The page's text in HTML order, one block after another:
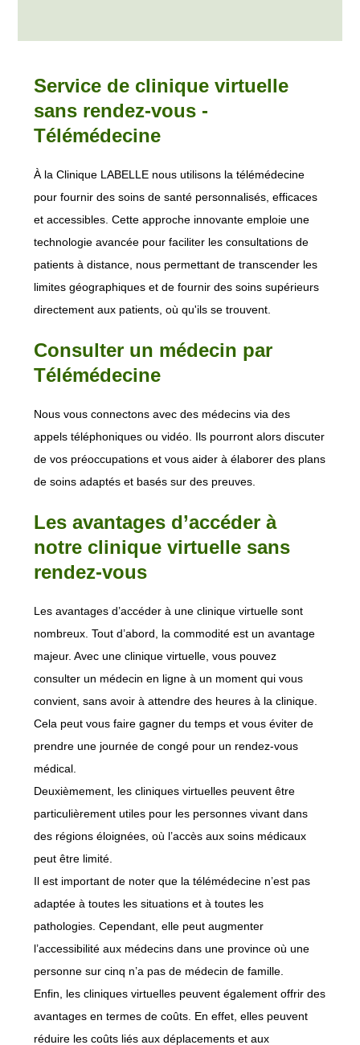
Service de clinique virtuelle
sans rendez-vous -
Télémédecine
À la Clinique LABELLE nous utilisons la télémédecine
pour fournir des soins de santé personnalisés, efficaces
et accessibles. Cette approche innovante emploie une
technologie avancée pour faciliter les consultations de
patients à distance, nous permettant de transcender les
limites géographiques et de fournir des soins supérieurs
directement aux patients, où qu'ils se trouvent.
Consulter un médecin par
Télémédecine
Nous vous connectons avec des médecins via des
appels téléphoniques ou vidéo. Ils pourront alors discuter
de vos préoccupations et vous aider à élaborer des plans
de soins adaptés et basés sur des preuves.
Les avantages d’accéder à
notre clinique virtuelle sans
rendez-vous
Les avantages d’accéder à une clinique virtuelle sont
nombreux. Tout d’abord, la commodité est un avantage
majeur. Avec une clinique virtuelle, vous pouvez
consulter un médecin en ligne à un moment qui vous
convient, sans avoir à attendre des heures à la clinique.
Cela peut vous faire gagner du temps et vous éviter de
prendre une journée de congé pour un rendez-vous
médical.
Deuxièmement, les cliniques virtuelles peuvent être
particulièrement utiles pour les personnes vivant dans
des régions éloignées, où l’accès aux soins médicaux
peut être limité.
Il est important de noter que la télémédecine n’est pas
adaptée à toutes les situations et à toutes les
pathologies. Cependant, elle peut augmenter
l’accessibilité aux médecins dans une province où une
personne sur cinq n’a pas de médecin de famille.
Enfin, les cliniques virtuelles peuvent également offrir des
avantages en termes de coûts. En effet, elles peuvent
réduire les coûts liés aux déplacements et aux